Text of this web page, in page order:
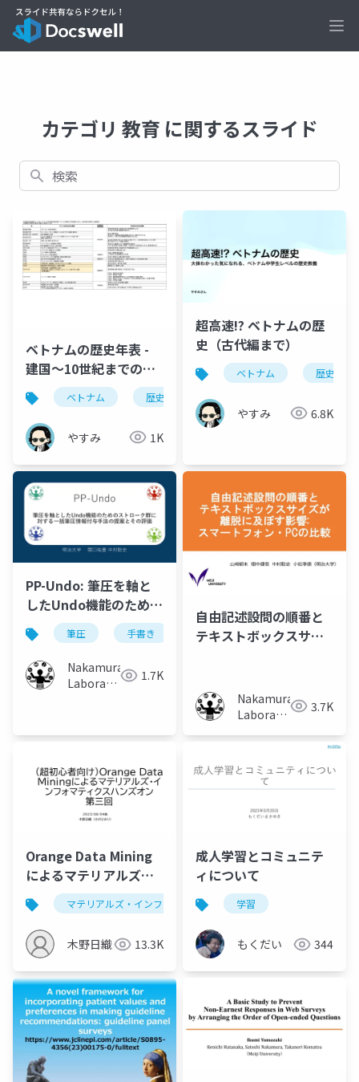
カテゴリ 教育 に関するスライド
検索
ベトナムの歴史年表 -
建国〜10世紀までの年
表
ベトナム 歴史
やすみ 1K
超高速!? ベトナムの歴
史（古代編まで）
ベトナム 歴史
やすみ 6.8K
PP-Undo: 筆圧を軸と
したUndo機能のための
ストローク群に対する
一括筆圧情報付与手法
の提案とその評価
筆圧 手書き undo redo
Nakamura
Laboratory
1.7K
自由記述設問の順番と
テキストボックスサイ
PCの比較Nakamura
Laboratory
3.7K
Orange Data Mining
によるマテリアルズ・
インフォマティクスハ
ンズオン第三回
マテリアルズ・インフォマティクス データ解析学
木野日織 13.3K
成人学習とコミュニテ
ィについて
学習
もくだい 344